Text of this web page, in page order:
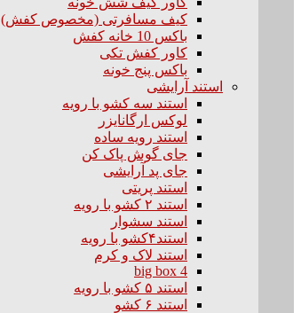
کیف مسافرتی (مخصوص کفش)
باکس 10 خانه کفش
کاور کفش تکی
باکس پنج خونه
استند آرایشی
استند سه کشو با رویه
لوکس ارگانایزر
استند رویه ساده
جای گوش پاک کن
جای پد آرایشی
استند پریتی
استند ۲ کشو با رویه
استند سشوار
استند۴کشو با رویه
استند لاک و کرم
big box 4
استند ۵ کشو با رویه
استند ۶ کشو